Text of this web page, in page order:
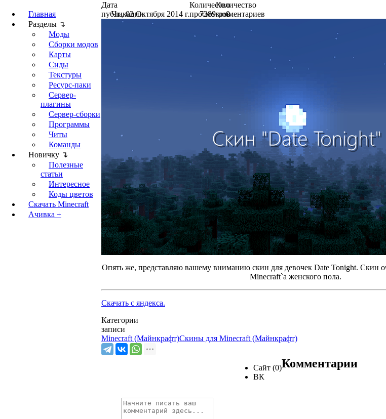
Главная
Разделы ↴
Моды
Сборки модов
Карты
Сиды
Текстуры
Ресурс-паки
Сервер-
плагины
Сервер-сборки
Программы
Читы
Команды
Новичку ↴
Полезные
статьи
Интересное
Коды цветов
Скачать Minecraft
Ачивка +
Дата
публикации
Чт., 02 Октября 2014 г.
Количество
просмотров
7289
Количество
комментариев
0
Опять же, представляю вашему вниманию скин для девочек Date Tonight. Скин
Minecraft`a женского пола.
Скачать с яндекса.
Категории
записи
Minecraft (Майнкрафт)Скины для Minecraft (Майнкрафт)
Сайт (0)
ВК
Комментарии